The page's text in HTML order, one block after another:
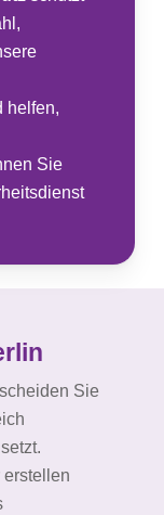
helfen,
Sie
Sie
erstellen